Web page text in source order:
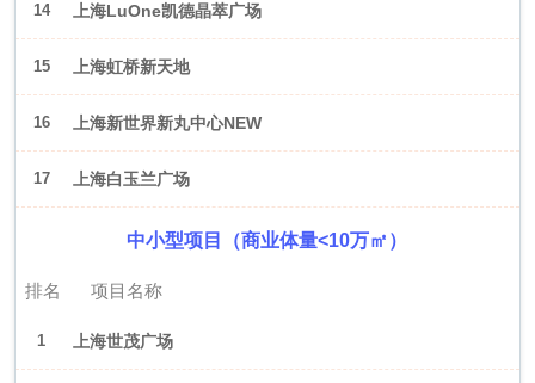
14 上海LuOne凯德晶萃广场
15 上海虹桥新天地
16 上海新世界新丸中心NEW
ONE
17 上海白玉兰广场
中小型项目（商业体量<10万㎡）
排名 项目名称
1 上海世茂广场